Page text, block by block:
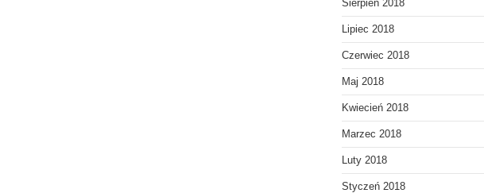
Sierpień 2018
Lipiec 2018
Czerwiec 2018
Maj 2018
Kwiecień 2018
Marzec 2018
Luty 2018
Styczeń 2018